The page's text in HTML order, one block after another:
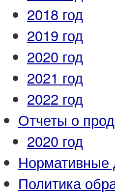
2018 год
2019 год
2020 год
2021 год
2022 год
Отчеты о
2020 год
Нормативные
Политика